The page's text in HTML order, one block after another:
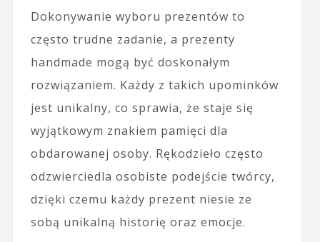
Dokonywanie wyboru prezentów to
często trudne zadanie, a prezenty
handmade mogą być doskonałym
rozwiązaniem. Każdy z takich upominków
jest unikalny, co sprawia, że staje się
wyjątkowym znakiem pamięci dla
obdarowanej osoby. Rękodzieło często
odzwierciedla osobiste podejście twórcy,
dzięki czemu każdy prezent niesie ze
sobą unikalną historię oraz emocje.